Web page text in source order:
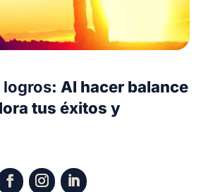
logros: Al hacer balance
tus éxitos y